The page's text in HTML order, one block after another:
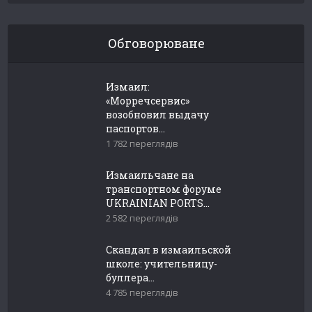
Обговорюване
Измаил:
«Морречсервис»
возобновил выдачу
паспортов...
1 782 переглядів
Измаильчане на
транспортном форуме
UKRAINIAN PORTS...
2 582 переглядів
Скандал в измаильской
школе: учительницу-
буллера...
4 785 переглядів